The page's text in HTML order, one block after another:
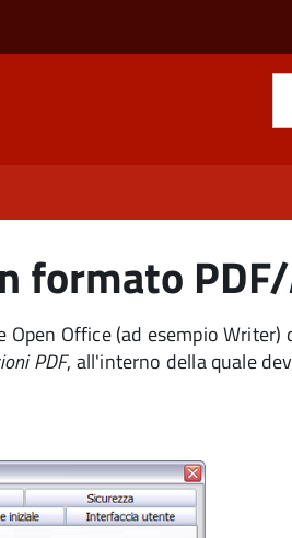
Office (ad esempio
PDF, all'interno della quale